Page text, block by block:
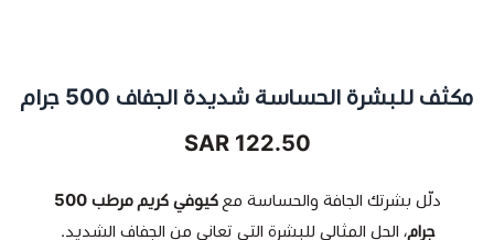
مكثف للبشرة الحساسة شديدة الجفاف 500 جرام
122.50 SAR
دلّل بشرتك الجافة والحساسة مع
كيوفي كريم مرطب 500
جرام، الحل المثالي للبشرة التي تعاني من الجفاف الشديد.